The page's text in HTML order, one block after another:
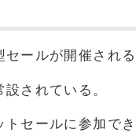
ールが開催される
されている。
セールに参加でき